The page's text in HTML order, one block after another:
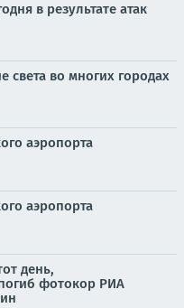
в результате атак
света во многих городах
аэропорта
аэропорта
день,
фотокор РИА